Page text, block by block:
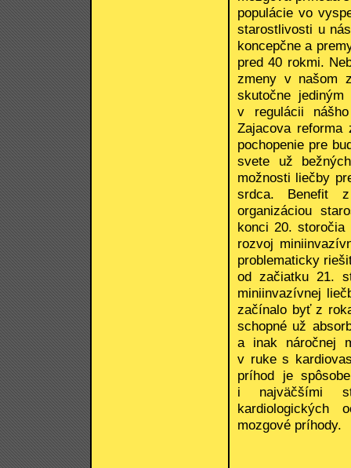
populácie vo
starostlivosti u
koncepčne a
pred 40 rokmi.
zmeny v našom
skutočne
v regulácii
Zajacova reforma
pochopenie pre
svete už
možnosti liečby
srdca. Benefit
organizáciou
konci 20.
rozvoj
problematicky
od začiatku 21.
miniinvazívnej
začínalo byť z
schopné už
a inak náročnej
v ruke s
príhod je
i najväčšími
kardiologických
mozgové príhody.